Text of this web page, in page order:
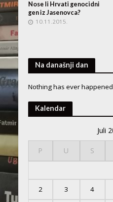
Nose li Hrvati genocidni
gen iz Jasenovca?
10.11.2015.
Na današnji dan
Nothing has ever
Kalendar
Juli
P U S
2 3 4